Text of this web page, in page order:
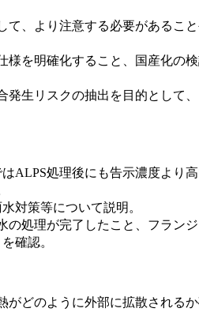
て、より注意する必要があるこ
様を明確化すること、国産化の
発生リスクの抽出を目的として
ALPS処理後にも告示濃度より
対策等について説明。
の処理が完了したこと、フラン
確認。
がどのように外部に拡散される